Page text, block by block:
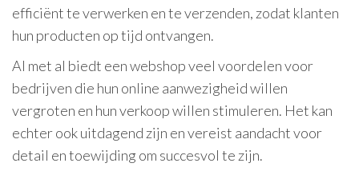
efficiënt te verwerken en te verzenden, zodat klanten
hun producten op tijd ontvangen.
Al met al biedt een webshop veel voordelen voor
bedrijven die hun online aanwezigheid willen
vergroten en hun verkoop willen stimuleren. Het kan
echter ook uitdagend zijn en vereist aandacht voor
detail en toewijding om succesvol te zijn.